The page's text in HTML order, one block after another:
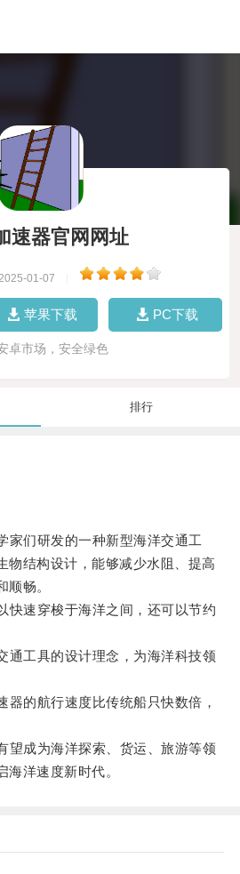
速器官网网址
01-07
苹果下载 PC下载
卓市场，安全绿色
排行
们研发的一种新型海洋交通工
物结构设计，能够减少水阻、提高
顺畅。
速穿梭于海洋之间，还可以节约
工具的设计理念，为海洋科技领
的航行速度比传统船只快数倍，
成为海洋探索、货运、旅游等领
海洋速度新时代。